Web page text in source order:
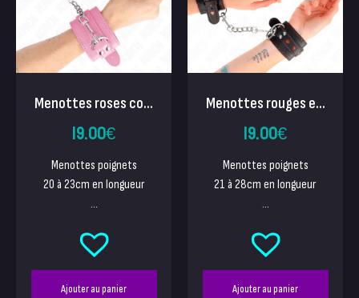
Menottes roses co...
19.00€
Menottes poignets
20 à 23cm en longueur
...
Ajouter au panier
Menottes rouges e...
19.00€
Menottes poignets
21 à 28cm en longueur
...
Ajouter au panier